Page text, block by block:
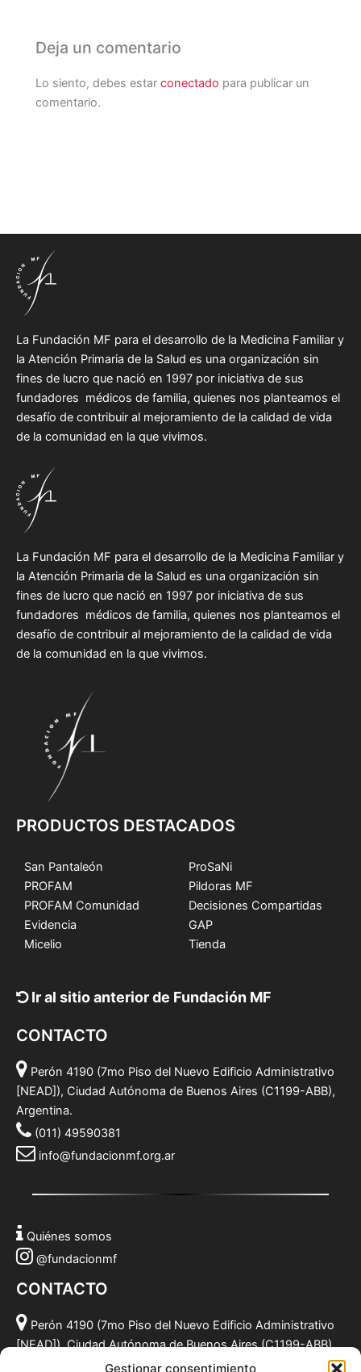
Gestionar consentimiento
Deja un comentario
Lo siento, debes estarconectado para publicar un
comentario.
La Fundación MF para el desarrollo de la Medicina Familiar y
la Atención Primaria de la Salud es una organización sin
fines de lucro que nació en 1997 por iniciativa de sus
fundadores médicos de familia, quienes nos planteamos el
desafío de contribuir al mejoramiento de la calidad de vida
de la comunidad en la que vivimos.
La Fundación MF para el desarrollo de la Medicina Familiar y
la Atención Primaria de la Salud es una organización sin
fines de lucro que nació en 1997 por iniciativa de sus
fundadores médicos de familia, quienes nos planteamos el
desafío de contribuir al mejoramiento de la calidad de vida
de la comunidad en la que vivimos.
PRODUCTOS DESTACADOS
San Pantaleón
PROFAM
PROFAM Comunidad
Evidencia
Micelio
ProSaNi
Pildoras MF
Decisiones Compartidas
GAP
Tienda
Ir al sitio anterior de Fundación MF
CONTACTO
Perón 4190 (7mo Piso del Nuevo Edificio Administrativo
[NEAD]), Ciudad Autónoma de Buenos Aires (C1199-ABB),
Argentina.
(011) 49590381
info@fundacionmf.org.ar
Quiénes somos
@fundacionmf
CONTACTO
Perón 4190 (7mo Piso del Nuevo Edificio Administrativo
[NEAD]), Ciudad Autónoma de Buenos Aires (C1199-ABB),